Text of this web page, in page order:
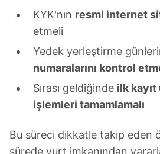
6698 sayılı Kişisel Verilerin
hazırlanmış Aydınlatma Metnimizi
ilgili mevzuata uygun olarak
almak için lütfen
tıklayınız
KYK'nın resmi internet
etmeli
Yedek yerleştirme
numaralarını kontrol
Sırası geldiğinde ilk
işlemleri tamamlamalı
Bu süreci dikkatle takip eden